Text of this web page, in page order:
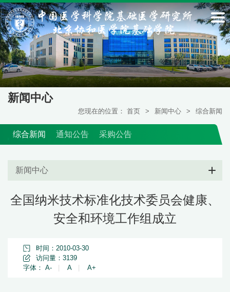
新闻中心
您现在的位置： 首页 > 新闻中心 > 综合新闻
综合新闻 通知公告 采购公告
新闻中心
全国纳米技术标准化技术委员会健康、
安全和环境工作组成立
时间：2010-03-30
访问量： 3139
字体： A- A A+